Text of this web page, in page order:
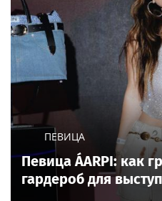
ПЕВИЦА
Певица ÁARPI: как
гардероб для